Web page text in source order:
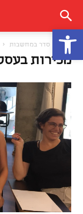
פתח סרגל
סדר במחשבות
מכירות